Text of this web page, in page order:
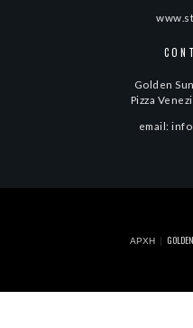
Golden
Pizza
email:
ΑΡΧΉ